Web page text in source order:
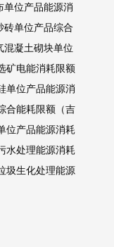
位产品能源消
单位产品综合
方标准）
凝土砌块单位
海南省地方标
矿电能消耗限额
单位产品能源消
合能耗限额（吉
位产品能源消耗
水处理能源消耗
圾生化处理能源